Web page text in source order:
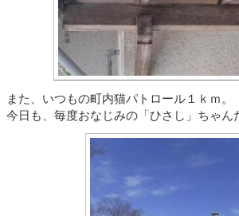
また、いつもの町内猫パトロール１ｋｍ。
今日も、毎度おなじみの「ひさし」ちゃん